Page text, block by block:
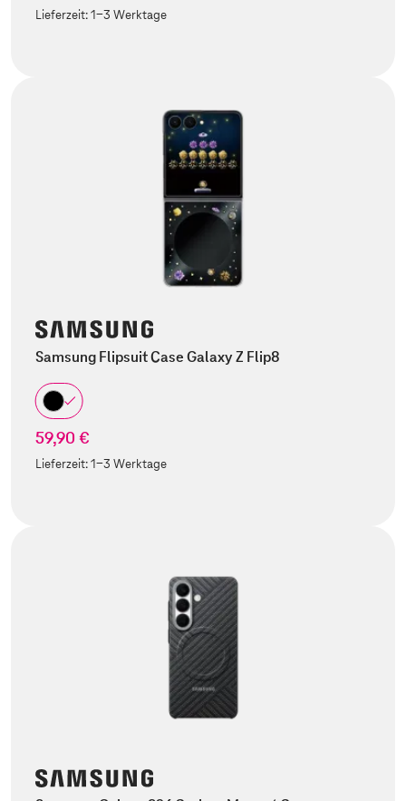
Lieferzeit:1-3 Werktage
Samsung Flipsuit Case Galaxy Z Flip8
59,90 €
Lieferzeit:1-3 Werktage